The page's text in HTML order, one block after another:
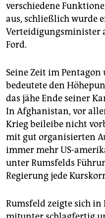
verschiedene
aus, schließlich wurde
Verteidigungsminister
Ford.
Seine Zeit im Pentagon
bedeutete den
das jähe Ende seiner
In Afghanistan, vor
Krieg beileibe nicht
mit gut organisierten
immer mehr US-
unter Rumsfelds
Regierung jede
Rumsfeld zeigte sich in